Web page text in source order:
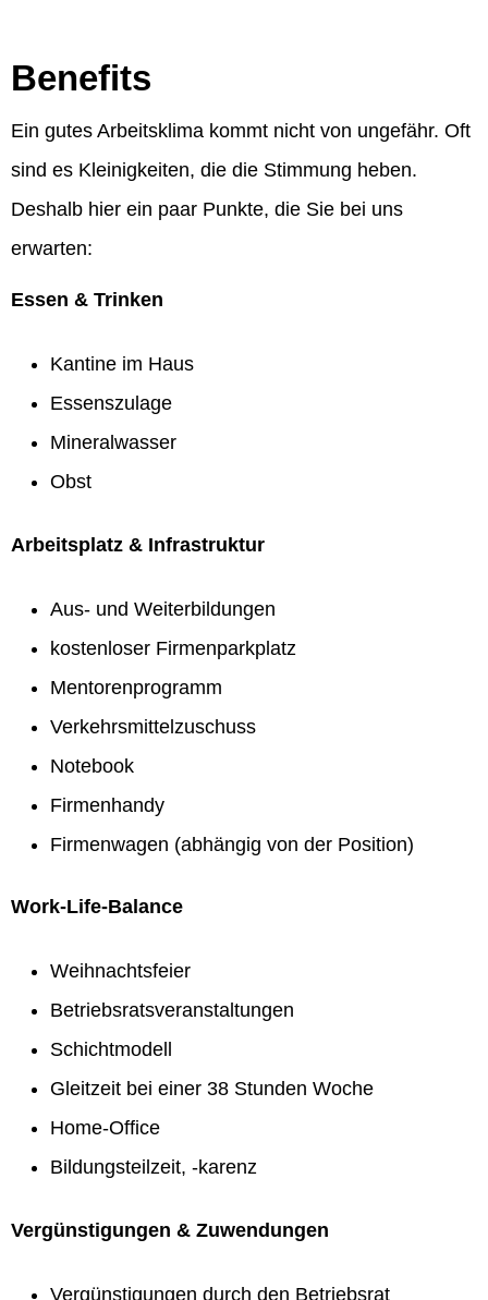
Benefits
Ein gutes Arbeitsklima kommt nicht von ungefähr. Oft
sind es Kleinigkeiten, die die Stimmung heben.
Deshalb hier ein paar Punkte, die Sie bei uns
erwarten:
Essen & Trinken
Kantine im Haus
Essenszulage
Mineralwasser
Obst
Arbeitsplatz & Infrastruktur
Aus- und Weiterbildungen
kostenloser Firmenparkplatz
Mentorenprogramm
Verkehrsmittelzuschuss
Notebook
Firmenhandy
Firmenwagen (abhängig von der Position)
Work-Life-Balance
Weihnachtsfeier
Betriebsratsveranstaltungen
Schichtmodell
Gleitzeit bei einer 38 Stunden Woche
Home-Office
Bildungsteilzeit, -karenz
Vergünstigungen & Zuwendungen
Vergünstigungen durch den Betriebsrat